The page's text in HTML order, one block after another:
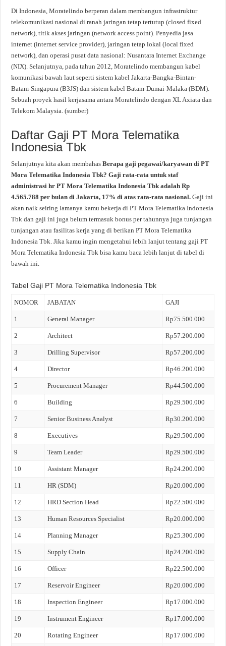
Di Indonesia, Moratelindo berperan dalam membangun infrastruktur
telekomunikasi nasional di ranah jaringan tetap tertutup (closed fixed
network), titik akses jaringan (network access point). Penyedia jasa
internet (internet service provider), jaringan tetap lokal (local fixed
network), dan operasi pusat data nasional: Nusantara Internet Exchange
(NIX). Selanjutnya, pada tahun 2012, Moratelindo membangun kabel
komunikasi bawah laut seperti sistem kabel Jakarta-Bangka-Bintan-
Batam-Singapura (B3JS) dan sistem kabel Batam-Dumai-Malaka (BDM).
Sebuah proyek hasil kerjasama antara Moratelindo dengan XL Axiata dan
Telekom Malaysia. (sumber)
Daftar Gaji PT Mora Telematika
Indonesia Tbk
Selanjutnya kita akan membahasBerapa gaji pegawai/karyawan di PT
Mora Telematika Indonesia Tbk? Gaji rata-rata untuk staf
administrasi hr PT Mora Telematika Indonesia Tbk adalah Rp
4.565.788 per bulan di Jakarta, 17% di atas rata-rata nasional.Gaji ini
akan naik seiring lamanya kamu bekerja di PT Mora Telematika Indonesia
Tbk dan gaji ini juga belum termasuk bonus per tahunnya juga tunjangan
tunjangan atau fasilitas kerja yang di berikan PT Mora Telematika
Indonesia Tbk. Jika kamu ingin mengetahui lebih lanjut tentang gaji PT
Mora Telematika Indonesia Tbk bisa kamu baca lebih lanjut di tabel di
bawah ini.
Tabel Gaji PT Mora Telematika Indonesia Tbk
NOMOR JABATAN GAJI
1 General Manager Rp75.500.000
2 Architect Rp57.200.000
3 Drilling Supervisor Rp57.200.000
4 Director Rp46.200.000
5 Procurement Manager Rp44.500.000
6 Building Rp29.500.000
7 Senior Business Analyst Rp30.200.000
8 Executives Rp29.500.000
9 Team Leader Rp29.500.000
10 Assistant Manager Rp24.200.000
11 HR (SDM) Rp20.000.000
12 HRD Section Head Rp22.500.000
13 Human Resources Specialist Rp20.000.000
14 Planning Manager Rp25.300.000
15 Supply Chain Rp24.200.000
16 Officer Rp22.500.000
17 Reservoir Engineer Rp20.000.000
18 Inspection Engineer Rp17.000.000
19 Instrument Engineer Rp17.000.000
20 Rotating Engineer Rp17.000.000